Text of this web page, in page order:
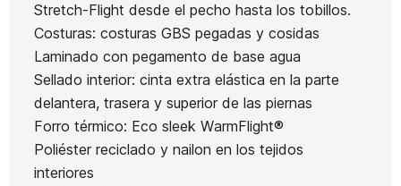
Stretch-Flight desde el pecho hasta los tobillos.
Costuras: costuras GBS pegadas y cosidas
Laminado con pegamento de base agua
Sellado interior: cinta extra elástica en la parte
delantera, trasera y superior de las piernas
Forro térmico: Eco sleek WarmFlight®
Poliéster reciclado y nailon en los tejidos
interiores
Ean13 21073566
Neopreno
Mujer
Roxy Elite
Xtra 3/2
Strech
Neopreno
Volcom
3/2 Chest
Zip
Fullsuit
Neopreno
Roxy
Swell
Series FZ
5/4/3 mm
Neopreno Buell RB1
310,00 €